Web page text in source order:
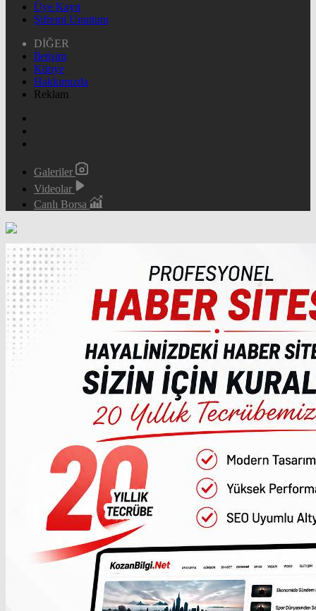
Üye Kayıt
Şifremi Unuttum
DİĞER
İletişim
Künye
Hakkımızda
Reklam
Galeriler
Videolar
Canlı Borsa